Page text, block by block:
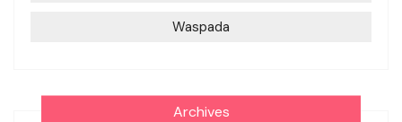
Waspada
Archives